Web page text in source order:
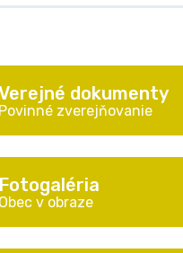
dokumenty
Povinné zverejňovanie
Fotogaléria
Obec v obraze